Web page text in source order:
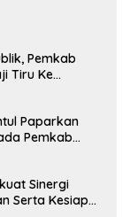
Pemkab
Tiru Ke
Paparkan
Pemkab
Sinergi
Serta Kesiapan